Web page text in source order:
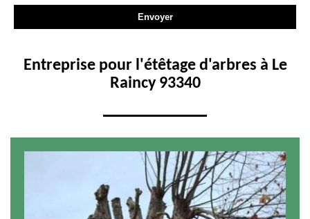
Entreprise pour l'étêtage d'arbres à Le
Raincy 93340